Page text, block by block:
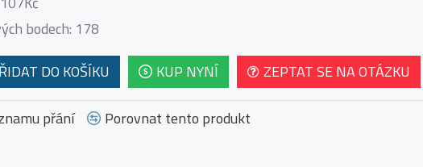
bodech: 178
DO KOŠÍKU
KUP NYNÍ ZEPTAT SE NA OTÁZKU
přání Porovnat tento produkt